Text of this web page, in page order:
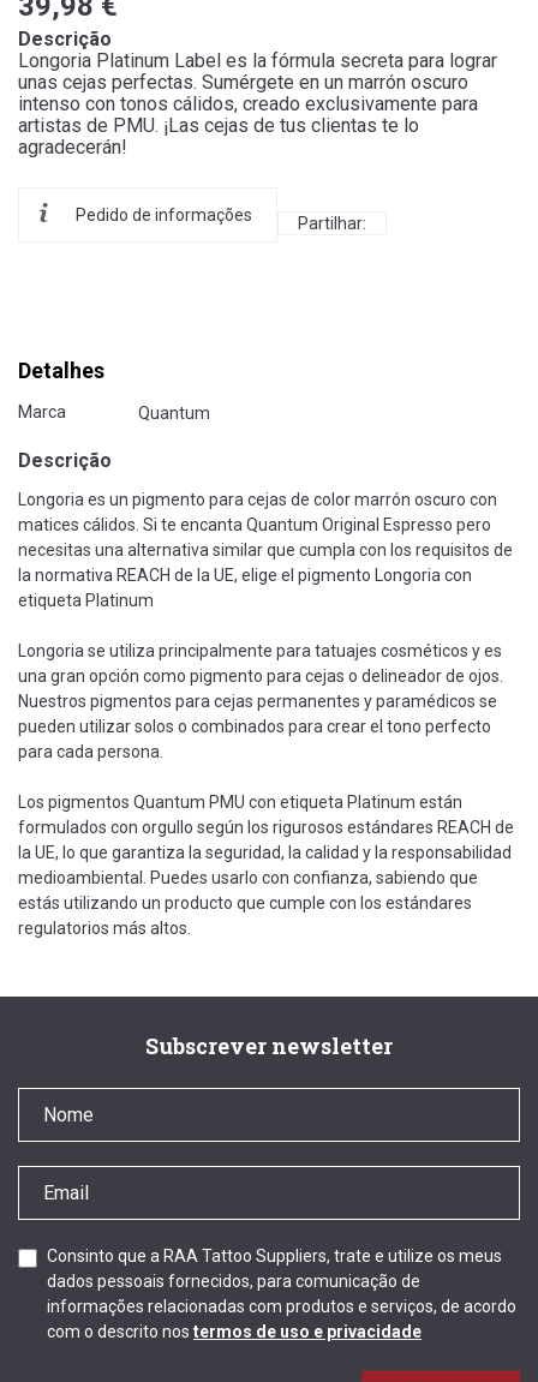
Descrição
Longoria Platinum Label es la fórmula secreta para lograr
unas cejas perfectas. Sumérgete en un marrón oscuro
intenso con tonos cálidos, creado exclusivamente para
artistas de PMU. ¡Las cejas de tus clientas te lo
agradecerán!
Pedido de informações Partilhar:
Detalhes
Marca Quantum
Descrição
Longoria es un pigmento para cejas de color marrón oscuro con
matices cálidos. Si te encanta Quantum Original Espresso pero
necesitas una alternativa similar que cumpla con los requisitos de
la normativa REACH de la UE, elige el pigmento Longoria con
etiqueta Platinum
Longoria se utiliza principalmente para tatuajes cosméticos y es
una gran opción como pigmento para cejas o delineador de ojos.
Nuestros pigmentos para cejas permanentes y paramédicos se
pueden utilizar solos o combinados para crear el tono perfecto
para cada persona.
Los pigmentos Quantum PMU con etiqueta Platinum están
formulados con orgullo según los rigurosos estándares REACH de
la UE, lo que garantiza la seguridad, la calidad y la responsabilidad
medioambiental. Puedes usarlo con confianza, sabiendo que
estás utilizando un producto que cumple con los estándares
regulatorios más altos.
Subscrever newsletter
Consinto que a RAA Tattoo Suppliers, trate e utilize os meus
dados pessoais fornecidos, para comunicação de
informações relacionadas com produtos e serviços, de acordo
com o descrito nos termos de uso e privacidade